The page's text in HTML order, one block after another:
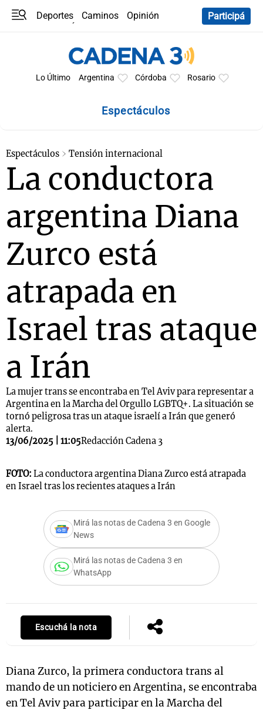
Deportes Caminos
Opinión
Participá
Lo Último Argentina Córdoba Rosario
Espectáculos
Espectáculos Tensión internacional
La conductora
argentina Diana
Zurco está
atrapada en
Israel tras ataque
a Irán
La mujer trans se encontraba en Tel Aviv para representar a
Argentina en la Marcha del Orgullo LGBTQ+. La situación se
tornó peligrosa tras un ataque israelí a Irán que generó
alerta.
13/06/2025 | 11:05Redacción Cadena 3
FOTO: La conductora argentina Diana Zurco está atrapada
en Israel tras los recientes ataques a Irán
Mirá las notas de Cadena 3 en Google
News
Mirá las notas de Cadena 3 en
WhatsApp
Escuchá la nota
Diana Zurco, la primera conductora trans al
mando de un noticiero en Argentina, se encontraba
en Tel Aviv para participar en la Marcha del
Mundial 2026